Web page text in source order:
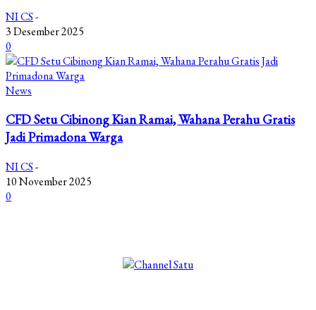
NI CS-
3 Desember 2025
0
News
CFD Setu Cibinong Kian Ramai, Wahana Perahu Gratis
Jadi Primadona Warga
NI CS-
10 November 2025
0